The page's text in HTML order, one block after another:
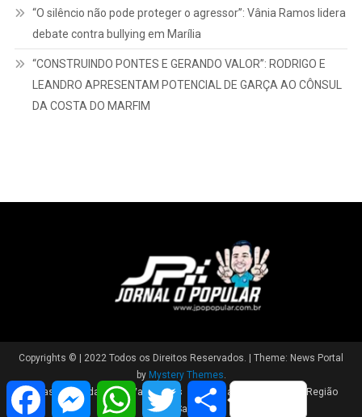
“O silêncio não pode proteger o agressor”: Vânia Ramos lidera
debate contra bullying em Marília
“CONSTRUINDO PONTES E GERANDO VALOR”: RODRIGO E
LEANDRO APRESENTAM POTENCIAL DE GARÇA AO CÔNSUL
DA COSTA DO MARFIM
Copyrights © | 2022 Todos os Direitos Reservados. | Theme: News Portal
by Mystery Themes
Brasil
Cidade Variedades Polícia
Região
Saúde
FacebookMessengerWhatsAppTwitter Share